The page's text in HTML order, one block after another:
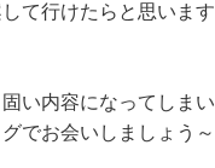
て行けたらと思います
い内容になってしまい
でお会いしましょう～